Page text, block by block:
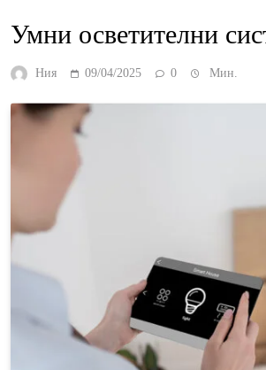
Умни осветителни
Ния 09/04/2025 0 Мин.